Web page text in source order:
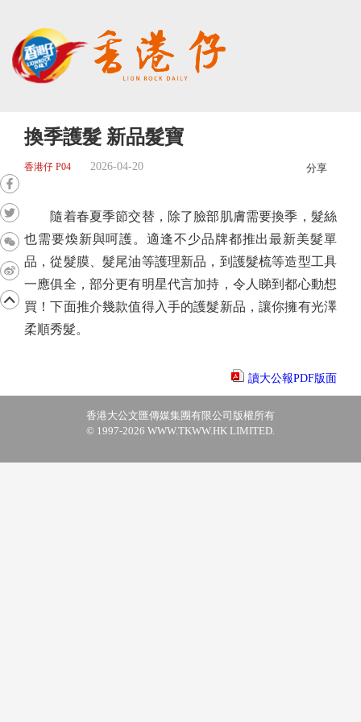
換季護髮 新品髮寶
香港仔 P04 2026-04-20 分享
隨着春夏季節交替，除了臉部肌膚需要換季，髮絲
也需要煥新與呵護。適逢不少品牌都推出最新美髮單
品，從髮膜、髮尾油等護理新品，到護髮梳等造型工具
一應俱全，部分更有明星代言加持，令人睇到都心動想
買！下面推介幾款值得入手的護髮新品，讓你擁有光澤
柔順秀髮。
讀大公報PDF版面
香港大公文匯傳媒集團有限公司版權所有
© 1997-2026 WWW.TKWW.HK LIMITED.